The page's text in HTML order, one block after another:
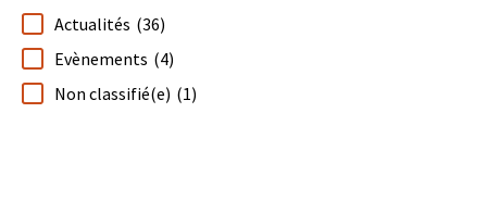
Actualités (36)
Evènements (4)
Non classifié(e) (1)